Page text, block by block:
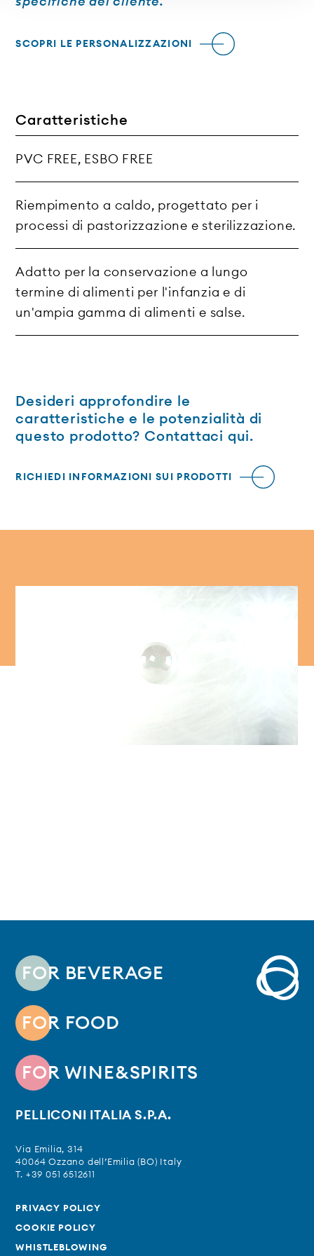
SCOPRI LE PERSONALIZZAZIONI
Caratteristiche
PVC FREE, ESBO FREE
Riempimento a caldo, progettato per i
processi di pastorizzazione e sterilizzazione.
Adatto per la conservazione a lungo
termine di alimenti per l'infanzia e di
un'ampia gamma di alimenti e salse.
Desideri approfondire le
caratteristiche e le potenzialità di
questo prodotto? Contattaci qui.
RICHIEDI INFORMAZIONI SUI PRODOTTI
FOR BEVERAGE
FOR FOOD
FOR WINE&SPIRITS
PELLICONI ITALIA S.P.A.
Via Emilia, 314
40064 Ozzano dell’Emilia (BO) Italy
T. +39 051 6512611
PRIVACY POLICY
COOKIE POLICY
WHISTLEBLOWING